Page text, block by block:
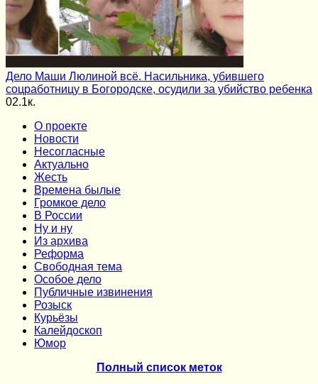
Дело Маши Люлиной всё. Насильника, убившего
соцработницу в Богородске, осудили за убийство ребенка
02.1к.
О проекте
Новости
Несогласные
Актуально
Жесть
Времена былые
Громкое дело
В России
Ну и ну
Из архива
Реформа
Cвободная тема
Особое дело
Публичные извинения
Розыск
Курьёзы
Калейдоскоп
Юмор
Полный список меток